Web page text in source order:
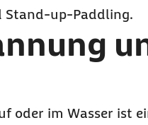
Stand-up-Paddling.
oder im Wasser ist